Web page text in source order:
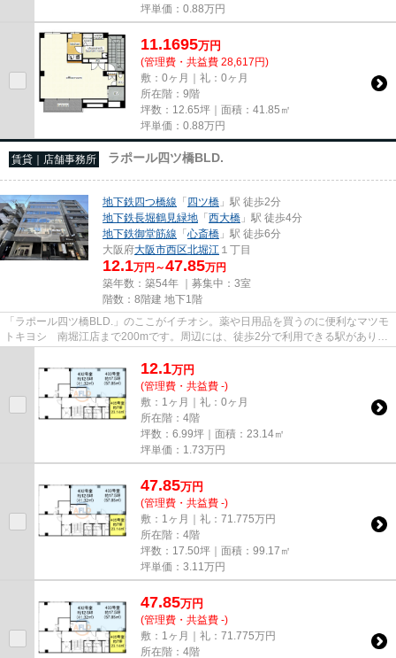
坪単価： 0.88万円
11.1695万円
(管理費・共益費 28,617円)
敷：0ヶ月｜礼：0ヶ月
所在階：9階
坪数：12.65坪｜面積：41.85㎡
坪単価： 0.88万円
賃貸｜店舗事務所 ラポール四ツ橋BLD.
地下鉄四つ橋線 「四ツ橋 」駅 徒歩2分
地下鉄長堀鶴見緑地 「西大橋 」駅 徒歩4分
地下鉄御堂筋線 「心斎橋 」駅 徒歩6分
大阪府大阪市西区北堀江 １丁目
12.1万円～47.85万円
築年数：築54年 ｜募集中： 3室
階数：8階建 地下1階
「ラポール四ツ橋BLD.」のここがイチオシ。薬や日用品を買うのに便利なマツモ
トキヨシ 南堀江店まで200mです。周辺には、徒歩2分で利用できる駅がありま
す。駐車場までの距離は300mで...
12.1万円
(管理費・共益費 -)
敷：1ヶ月｜礼：0ヶ月
所在階：4階
坪数：6.99坪｜面積：23.14㎡
坪単価： 1.73万円
47.85万円
(管理費・共益費 -)
敷：1ヶ月｜礼：71.775万円
所在階：4階
坪数：17.50坪｜面積：99.17㎡
坪単価： 3.11 万円
47.85万円
(管理費・共益費 -)
敷：1ヶ月｜礼：71.775万円
所在階：4階